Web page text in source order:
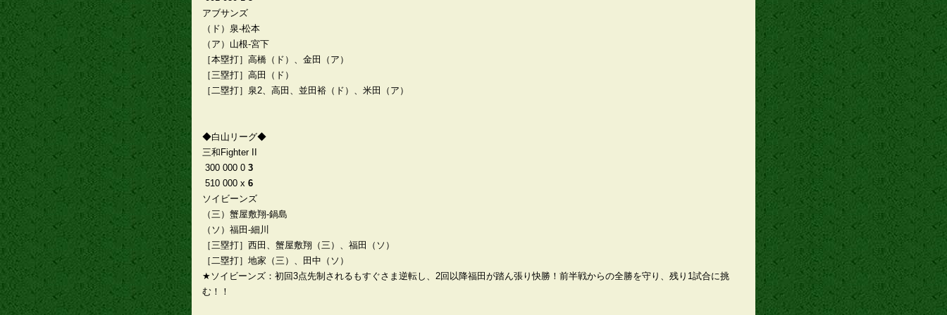
アブサンズ
（ド）泉-松本
（ア）山根-宮下
［本塁打］高橋（ド）、金田（ア）
［三塁打］高田（ド）
［二塁打］泉2、高田、並田裕（ド）、米田（ア）
◆白山リーグ◆
三和Fighter II
300 000 0 3
510 000 x 6
ソイビーンズ
（三）蟹屋敷翔-鍋島
（ソ）福田-細川
［三塁打］西田、蟹屋敷翔（三）、福田（ソ）
［二塁打］地家（三）、田中（ソ）
★ソイビーンズ：初回3点先制されるもすぐさま逆転し、2回以降福田が踏ん張り快勝！前半戦からの全勝を守り、残り1試合に挑
む！！